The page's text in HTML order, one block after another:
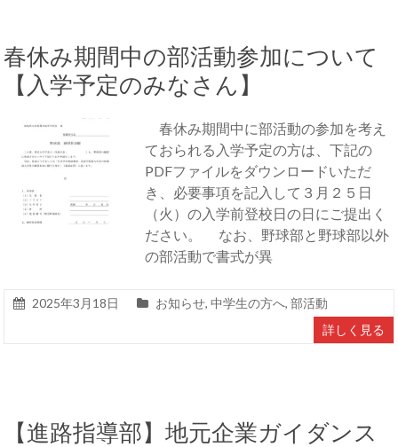
春休み期間中の部活動参加について
【入学予定のみなさん】
春休み期間中に部活動の参加を考え
ておられる入学予定の方は、下記の
PDFファイルをダウンロードいただ
き、必要事項を記入して３月２５日
（火）の入学前登校日の日にご提出く
ださい。 なお、野球部と野球部以外
の部活動で書式が異
2025年3月18日 お知らせ,中学生の方へ,部活動
詳しく見る
【進路指導部】地元企業ガイダンス